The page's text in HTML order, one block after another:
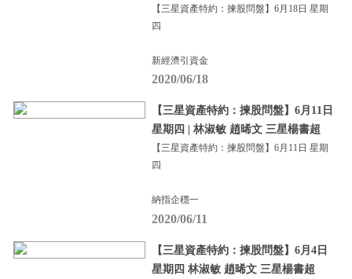
【三星資產特約：揀股問盤】6月18日 星期
四
新經濟引資金
2020/06/18
【三星資產特約：揀股問盤】6月11日
星期四 | 林淑敏 趙晞文 三星楊書超
【三星資產特約：揀股問盤】6月11日 星期
四
納指企穩一
2020/06/11
【三星資產特約：揀股問盤】6月4日
星期四 林淑敏 趙晞文 三星楊書超